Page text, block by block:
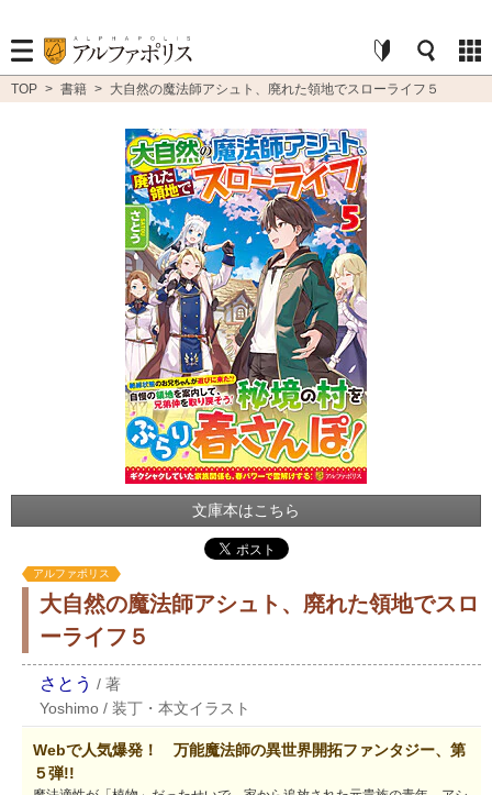
TOP > 書籍 > 大自然の魔法師アシュト、廃れた領地でスローライフ５
文庫本はこちら
アルファポリス
大自然の魔法師アシュト、廃れた領地でスロ
ーライフ５
さとう / 著
Yoshimo / 装丁・本文イラスト
Webで人気爆発！ 万能魔法師の異世界開拓ファンタジー、第
５弾!!